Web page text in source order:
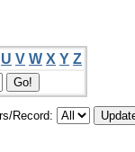
U V W X Y Z
Record: